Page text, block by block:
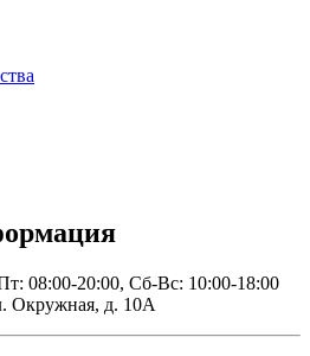
08:00-20:00, Сб-Вс: 10:00-18:00
Окружная, д. 10А